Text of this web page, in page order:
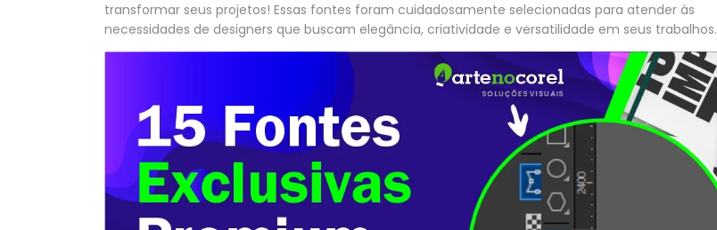
transformar seus projetos! Essas fontes foram cuidadosamente selecionadas para atender às
necessidades de designers que buscam elegância, criatividade e versatilidade em seus trabalhos.